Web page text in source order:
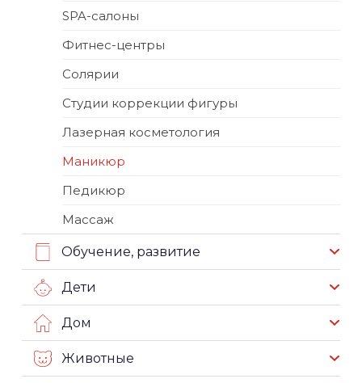
SPA-салоны
Фитнес-центры
Солярии
Студии коррекции фигуры
Лазерная косметология
Маникюр
Педикюр
Массаж
Обучение, развитие
Дети
Дом
Животные